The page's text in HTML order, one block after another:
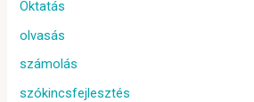
Oktatás
olvasás
számolás
szókincsfejlesztés